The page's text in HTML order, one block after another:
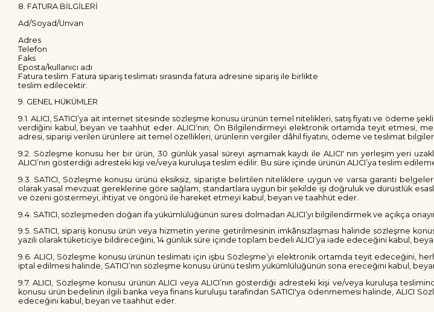
8. FATURA BİLGİLERİ
Ad/Soyad/Unvan
Adres
Telefon
Faks
Eposta/kullanıcı adı
Fatura teslim :Fatura sipariş teslimatı sırasında fatura adresine sipariş ile birlikte
teslim edilecektir.
9. GENEL HÜKÜMLER
9.1. ALICI, SATICI’ya ait internet sitesinde sözleşme konusu ürünün temel nitelikleri, satış fiyatı ve
verdiğini kabul, beyan ve taahhüt eder. ALICI’nın; Ön Bilgilendirmeyi elektronik ortamda teyit etmesi,
adresi, siparişi verilen ürünlere ait temel özellikleri, ürünlerin vergiler dâhil fiyatını, ödeme ve teslimat
9.2. Sözleşme konusu her bir ürün, 30 günlük yasal süreyi aşmamak kaydı ile ALICI' nın yerleşim yeri
ALICI’nın gösterdiği adresteki kişi ve/veya kuruluşa teslim edilir. Bu süre içinde ürünün ALICI’ya teslim
9.3. SATICI, Sözleşme konusu ürünü eksiksiz, siparişte belirtilen niteliklere uygun ve varsa garanti
olarak yasal mevzuat gereklerine göre sağlam, standartlara uygun bir şekilde işi doğruluk ve dürüstlük
ve özeni göstermeyi, ihtiyat ve öngörü ile hareket etmeyi kabul, beyan ve taahhüt eder.
9.4. SATICI, sözleşmeden doğan ifa yükümlülüğünün süresi dolmadan ALICI’yı bilgilendirmek ve açıkça
9.5. SATICI, sipariş konusu ürün veya hizmetin yerine getirilmesinin imkânsızlaşması halinde sözleşme
yazılı olarak tüketiciye bildireceğini, 14 günlük süre içinde toplam bedeli ALICI’ya iade edeceğini kabul,
9.6. ALICI, Sözleşme konusu ürünün teslimatı için işbu Sözleşme’yi elektronik ortamda teyit edeceğini,
iptal edilmesi halinde, SATICI’nın sözleşme konusu ürünü teslim yükümlülüğünün sona ereceğini kabul,
9.7. ALICI, Sözleşme konusu ürünün ALICI veya ALICI’nın gösterdiği adresteki kişi ve/veya kuruluşa
konusu ürün bedelinin ilgili banka veya finans kuruluşu tarafından SATICI'ya ödenmemesi halinde, ALICI
edeceğini kabul, beyan ve taahhüt eder.